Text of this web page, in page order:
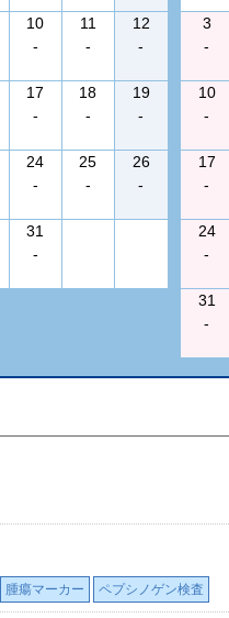
10
-
11
-
12
-
17
-
18
-
19
-
24
-
25
-
26
-
31
-
3
-
10
-
17
-
24
-
31
-
腫瘍マーカー ペプシノゲン検査